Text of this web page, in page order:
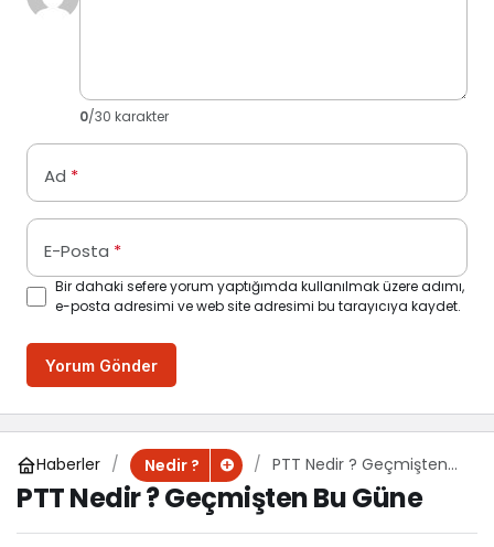
0/30 karakter
Ad *
E-Posta *
Bir dahaki sefere yorum yaptığımda kullanılmak üzere adımı,
e-posta adresimi ve web site adresimi bu tarayıcıya kaydet.
Yorum Gönder
Haberler Nedir ?
PTT Nedir ? Geçmişten
Bu Güne
PTT Nedir ? Geçmişten Bu Güne